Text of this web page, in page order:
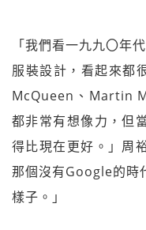
「我們看一九九〇年
服裝設計，看起來都
McQueen、Martin
都非常有想像力，但
得比現在更好。」周
那個沒有Google的時
樣子。」